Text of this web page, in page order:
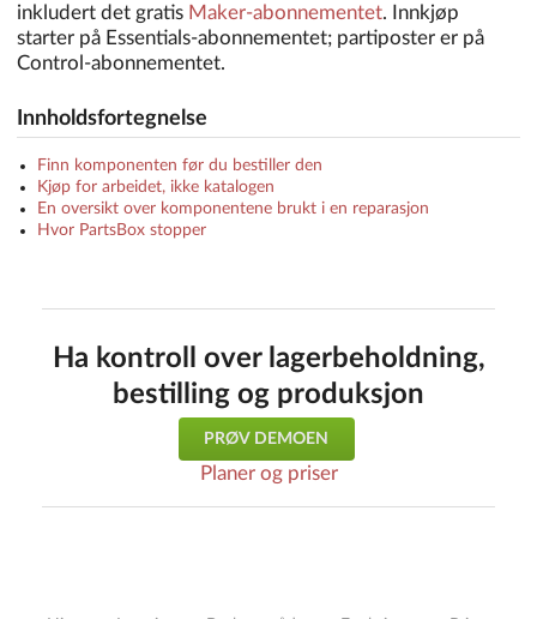
inkludert det gratis Maker-abonnementet. Innkjøp
starter på Essentials-abonnementet; partiposter er på
Control-abonnementet.
Innholdsfortegnelse
Finn komponenten før du bestiller den
Kjøp for arbeidet, ikke katalogen
En oversikt over komponentene brukt i en reparasjon
Hvor PartsBox stopper
Ha kontroll over lagerbeholdning,
bestilling og produksjon
PRØV DEMOEN
Planer og priser